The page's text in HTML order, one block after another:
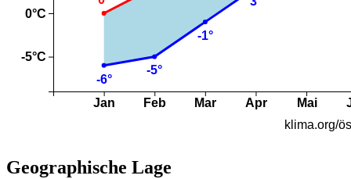
Geographische Lage